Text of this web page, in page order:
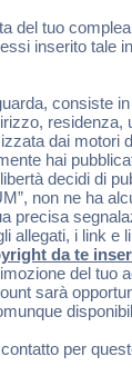
del tuo
inserito tale
consiste
dai
hai
decidi di
non ne ha
precisa
allegati, i link e
da te
del tuo
sarà
per